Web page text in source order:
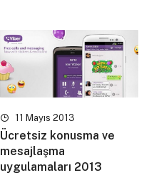
11 Mayıs 2013
Ücretsiz konusma ve
mesajlaşma
uygulamaları 2013